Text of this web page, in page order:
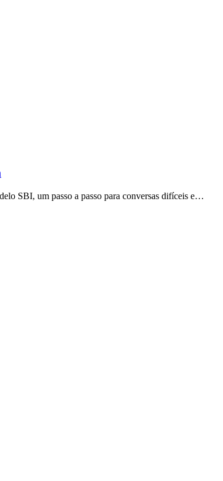
SBI, um passo a passo para conversas difíceis e…